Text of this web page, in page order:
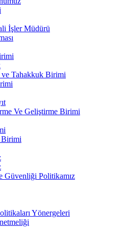
İşler Müdürü
ve Tahakkuk Birimi
Ve Geliştirme Birimi
Güvenliği Politikamız
Yönergeleri